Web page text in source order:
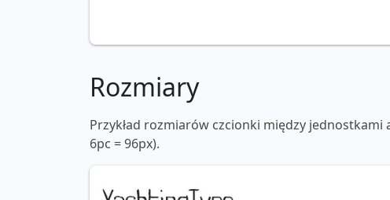
Rozmiary
Przykład rozmiarów czcionki między jednostkami
6pc = 96px).